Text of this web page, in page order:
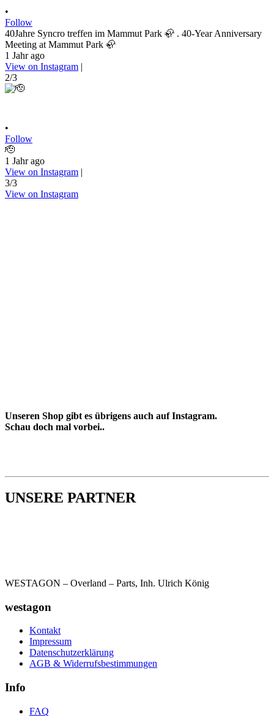
•
Follow
40Jahre Syncro treffen im Mammut Park 🦣 . 40-Year Anniversary
Meeting at Mammut Park 🦣
1 Jahr ago
View on Instagram |
2/3
•
Follow
🫡
1 Jahr ago
View on Instagram |
3/3
View on Instagram
Unseren Shop gibt es übrigens auch auf Instagram.
Schau doch mal vorbei..
UNSERE PARTNER
WESTAGON – Overland – Parts, Inh. Ulrich König
westagon
Kontakt
Impressum
Datenschutzerklärung
AGB & Widerrufsbestimmungen
Info
FAQ